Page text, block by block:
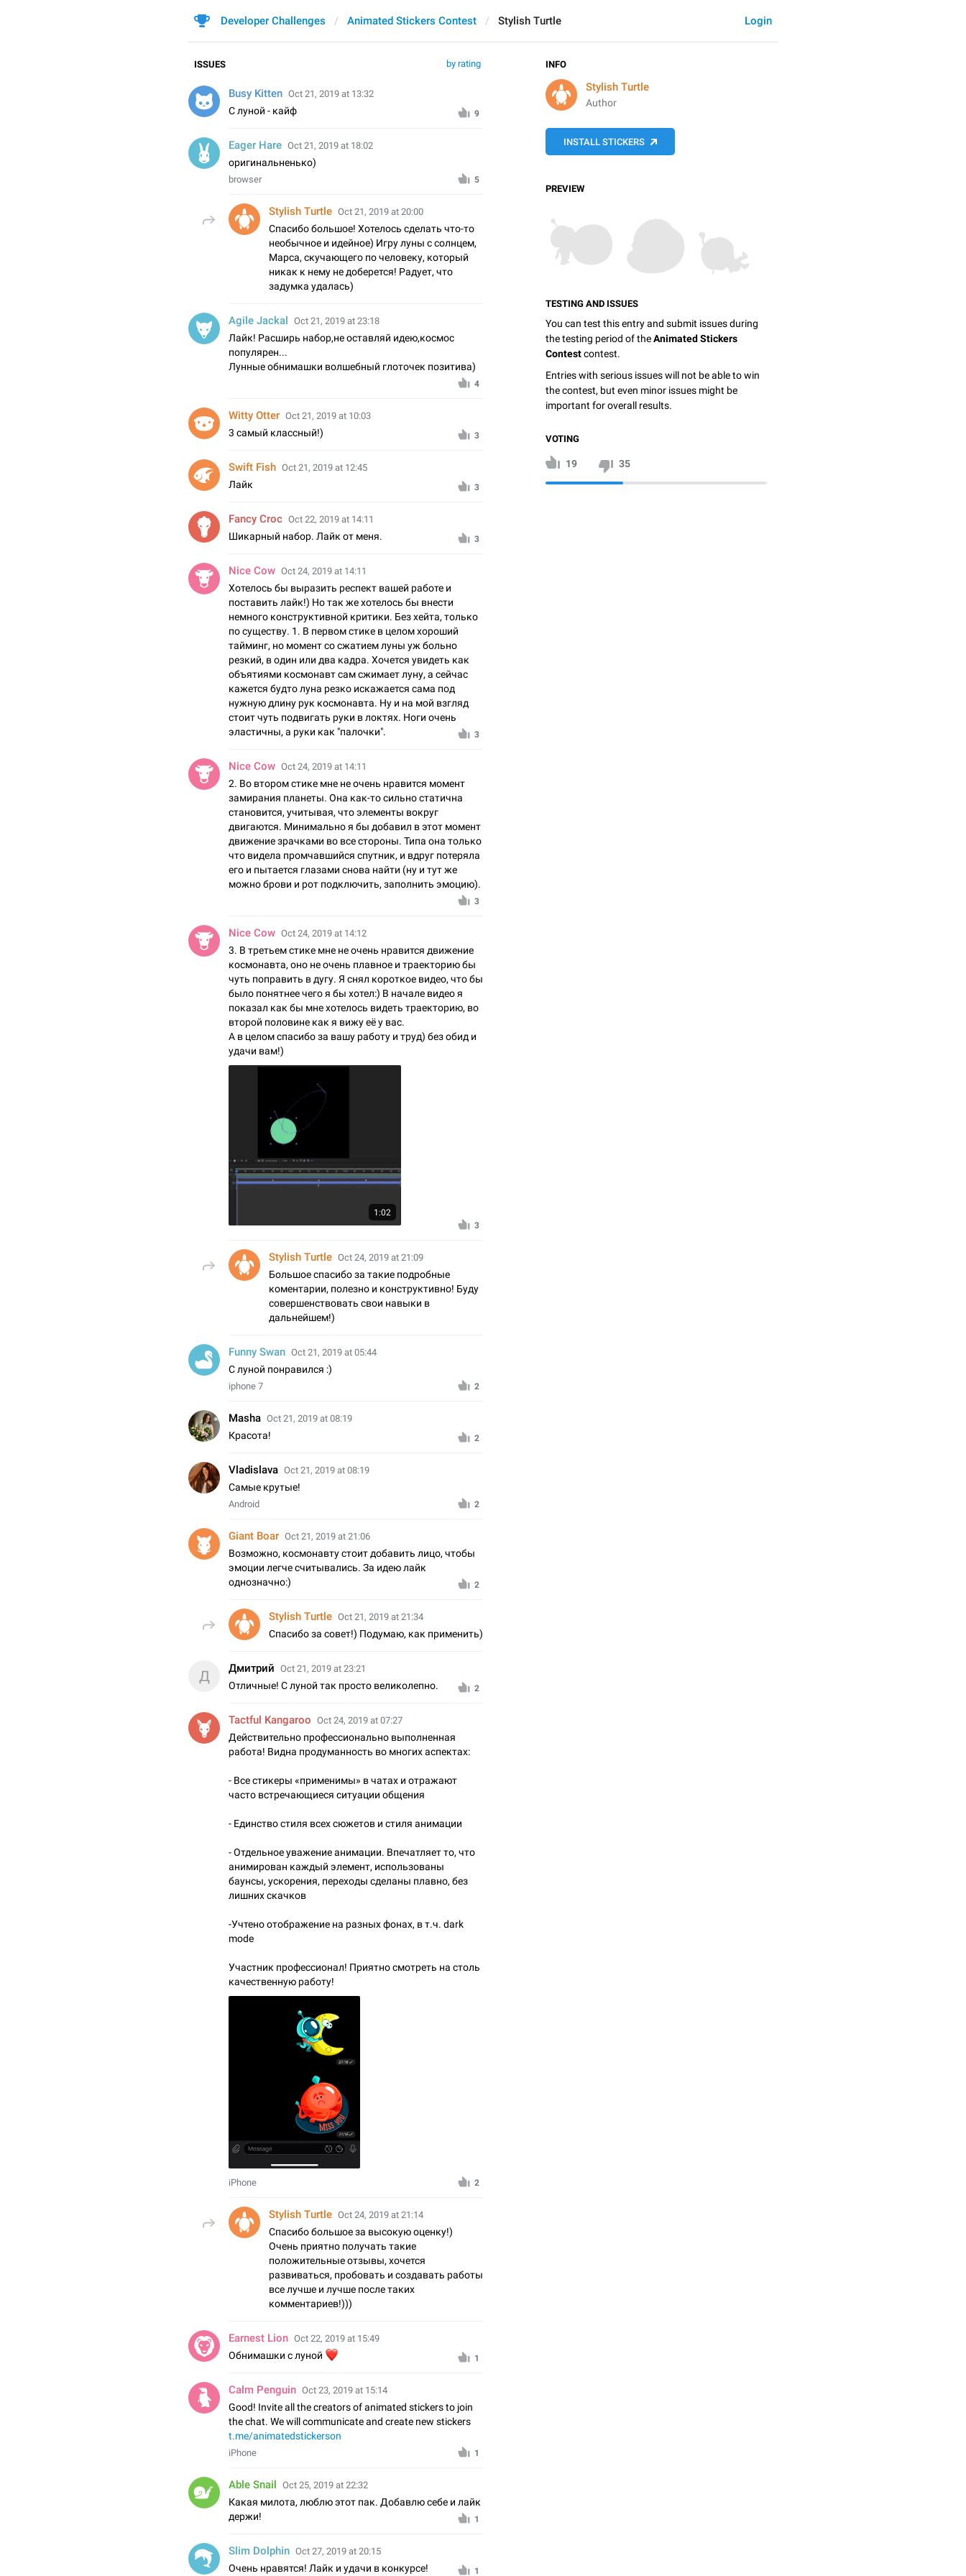
Login
Developer Challenges Animated Stickers Contest Stylish Turtle
INFO
Stylish Turtle
Author
INSTALL STICKERS
PREVIEW
TESTING AND ISSUES
You can test this entry and submit issues during
the testing period of theAnimated Stickers
Contestcontest.
Entries with serious issues will not be able to win
the contest, but even minor issues might be
important for overall results.
VOTING
19 35
by rating
ISSUES
Busy Kitten Oct 21, 2019 at 13:32
С луной - кайф 9
Eager Hare Oct 21, 2019 at 18:02
оригинальненько)
browser 5
Stylish Turtle Oct 21, 2019 at 20:00
Спасибо большое! Хотелось сделать что-то
необычное и идейное) Игру луны с солнцем,
Марса, скучающего по человеку, который
никак к нему не доберется! Радует, что
задумка удалась)
Agile Jackal Oct 21, 2019 at 23:18
Лайк! Расширь набор,не оставляй идею,космос
популярен...
Лунные обнимашки волшебный глоточек позитива)
4
Witty Otter Oct 21, 2019 at 10:03
3 самый классный!) 3
Swift Fish Oct 21, 2019 at 12:45
Лайк 3
Fancy Croc Oct 22, 2019 at 14:11
Шикарный набор. Лайк от меня. 3
Nice Cow Oct 24, 2019 at 14:11
Хотелось бы выразить респект вашей работе и
поставить лайк!) Но так же хотелось бы внести
немного конструктивной критики. Без хейта, только
по существу. 1. В первом стике в целом хороший
тайминг, но момент со сжатием луны уж больно
резкий, в один или два кадра. Хочется увидеть как
объятиями космонавт сам сжимает луну, а сейчас
кажется будто луна резко искажается сама под
нужную длину рук космонавта. Ну и на мой взгляд
стоит чуть подвигать руки в локтях. Ноги очень
эластичны, а руки как "палочки".
3
Nice Cow Oct 24, 2019 at 14:11
2. Во втором стике мне не очень нравится момент
замирания планеты. Она как-то сильно статична
становится, учитывая, что элементы вокруг
двигаются. Минимально я бы добавил в этот момент
движение зрачками во все стороны. Типа она только
что видела промчавшийся спутник, и вдруг потеряла
его и пытается глазами снова найти (ну и тут же
можно брови и рот подключить, заполнить эмоцию).
3
Nice Cow Oct 24, 2019 at 14:12
3. В третьем стике мне не очень нравится движение
космонавта, оно не очень плавное и траекторию бы
чуть поправить в дугу. Я снял короткое видео, что бы
было понятнее чего я бы хотел:) В начале видео я
показал как бы мне хотелось видеть траекторию, во
второй половине как я вижу её у вас.
А в целом спасибо за вашу работу и труд) без обид и
удачи вам!)
1:02
3
Stylish Turtle Oct 24, 2019 at 21:09
Большое спасибо за такие подробные
коментарии, полезно и конструктивно! Буду
совершенствовать свои навыки в
дальнейшем!)
Funny Swan Oct 21, 2019 at 05:44
С луной понравился :)
iphone 7 2
Masha Oct 21, 2019 at 08:19
Красота! 2
Vladislava Oct 21, 2019 at 08:19
Самые крутые!
Android 2
Giant Boar Oct 21, 2019 at 21:06
Возможно, космонавту стоит добавить лицо, чтобы
эмоции легче считывались. За идею лайк
однозначно:)
2
Stylish Turtle Oct 21, 2019 at 21:34
Спасибо за совет!) Подумаю, как применить)
Д Дмитрий Oct 21, 2019 at 23:21
Отличные! С луной так просто великолепно. 2
Tactful Kangaroo Oct 24, 2019 at 07:27
Действительно профессионально выполненная
работа! Видна продуманность во многих аспектах:
- Все стикеры «применимы» в чатах и отражают
часто встречающиеся ситуации общения
- Единство стиля всех сюжетов и стиля анимации
- Отдельное уважение анимации. Впечатляет то, что
анимирован каждый элемент, использованы
баунсы, ускорения, переходы сделаны плавно, без
лишних скачков
-Учтено отображение на разных фонах, в т.ч. dark
mode
Участник профессионал! Приятно смотреть на столь
качественную работу!
iPhone 2
Stylish Turtle Oct 24, 2019 at 21:14
Спасибо большое за высокую оценку!)
Очень приятно получать такие
положительные отзывы, хочется
развиваться, пробовать и создавать работы
все лучше и лучше после таких
комментариев!)))
Earnest Lion Oct 22, 2019 at 15:49
Обнимашки с луной
❤ 1
Calm Penguin Oct 23, 2019 at 15:14
Good! Invite all the creators of animated stickers to join
the chat. We will communicate and create new stickers
t.me/animatedstickerson
iPhone 1
Able Snail Oct 25, 2019 at 22:32
Какая милота, люблю этот пак. Добавлю себе и лайк
держи!
1
Slim Dolphin Oct 27, 2019 at 20:15
Очень нравятся! Лайк и удачи в конкурсе! 1